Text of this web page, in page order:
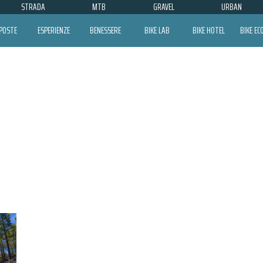
STRADA MTB GRAVEL URBAN
ESPERIENZE BENESSERE BIKE LAB BIKE HOTEL BIKE